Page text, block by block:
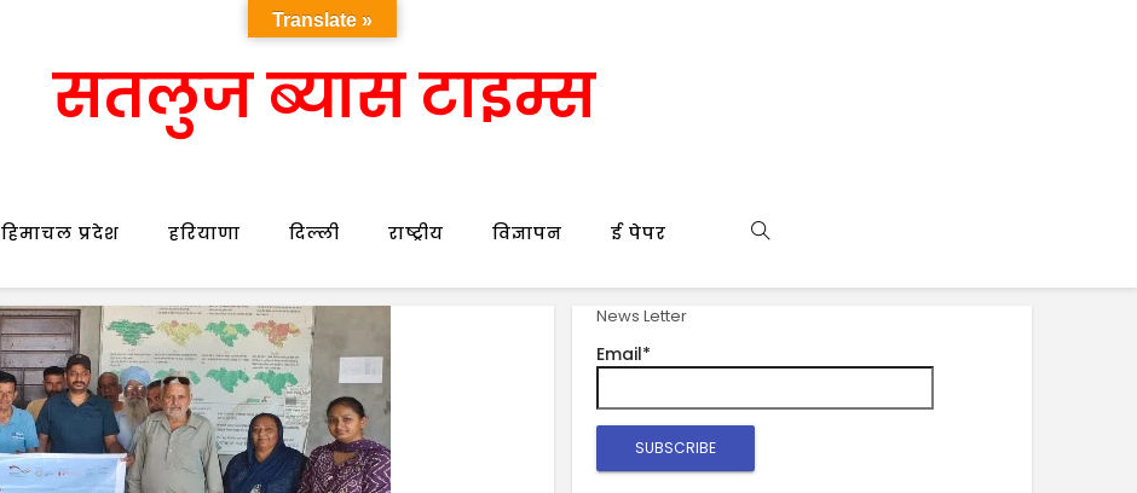
सतलुज ब्यास टाइम्स
हिमाचल प्रदेश हरियाणा दिल्ली राष्ट्रीय विज्ञापन ई पेपर
News Letter
Email*
Translate »